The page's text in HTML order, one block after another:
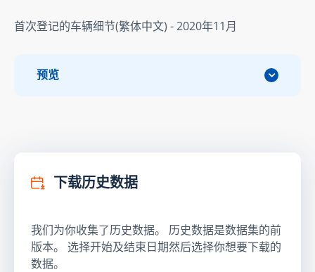
首次登记的车辆细节(繁体中文) - 2020年11月
预览
下载历史数据
我们为你收集了历史数据。 历史数据是数据集的前
版本。 选择开始及结束日期然后选择你想要下载的
数据。